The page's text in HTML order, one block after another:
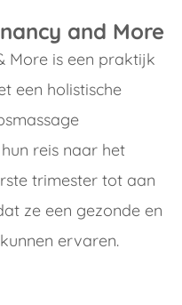
and More
More is een praktijk
een holistische
reis naar het
trimester tot aan
ze een gezonde en
ervaren.